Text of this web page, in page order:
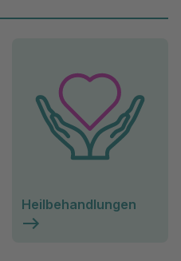
Heilbehandlungen